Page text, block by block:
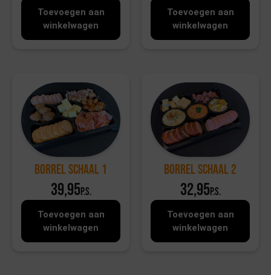
Toevoegen aan
winkelwagen
Toevoegen aan
winkelwagen
Borrel Schaal 1
39,95p.s.
Toevoegen aan
winkelwagen
Borrel Schaal 2
32,95p.s.
Toevoegen aan
winkelwagen